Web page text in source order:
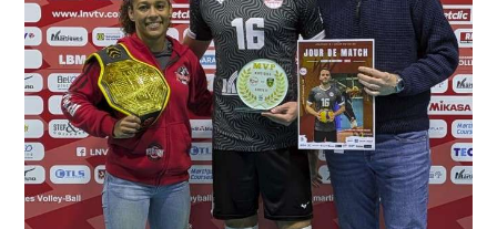
Coachs
Maritima
Bon
plan
sortie
Nous
contacter